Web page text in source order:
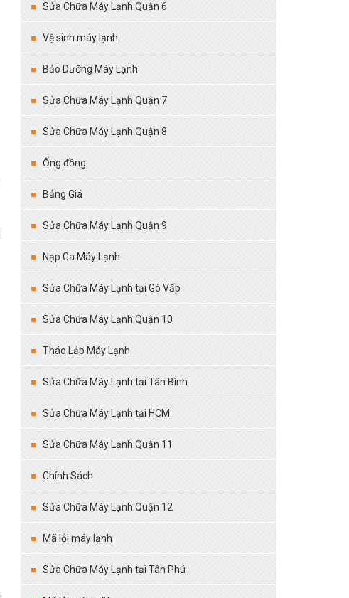
Sửa Chữa Máy Lạnh Quận 6
Vệ sinh máy lạnh
Bảo Dưỡng Máy Lạnh
Sửa Chữa Máy Lạnh Quận 7
Sửa Chữa Máy Lạnh Quận 8
Ống đồng
Bảng Giá
Sửa Chữa Máy Lạnh Quận 9
Nạp Ga Máy Lạnh
Sửa Chữa Máy Lạnh tại Gò Vấp
Sửa Chữa Máy Lạnh Quận 10
Tháo Lắp Máy Lạnh
Sửa Chữa Máy Lạnh tại Tân Bình
Sửa Chữa Máy Lạnh tại HCM
Sửa Chữa Máy Lạnh Quận 11
Chính Sách
Sửa Chữa Máy Lạnh Quận 12
Mã lỗi máy lạnh
Sửa Chữa Máy Lạnh tại Tân Phú